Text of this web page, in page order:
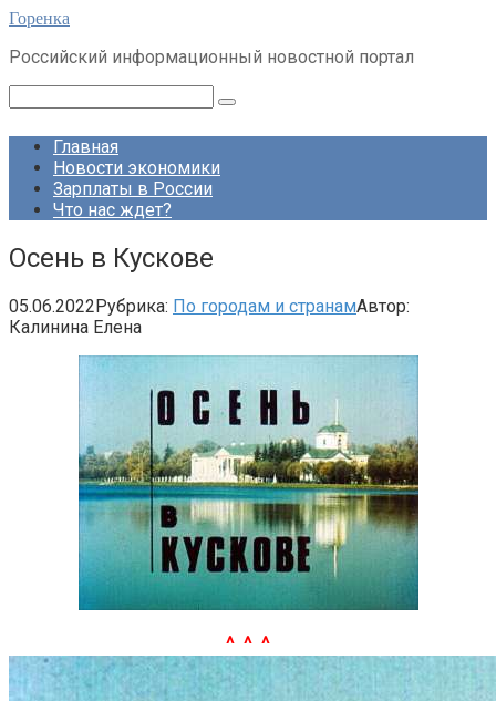
Перейти
контенту
Горенка
Российский информационный новостной портал
Главная
Новости экономики
Зарплаты в России
Что нас ждет?
Осень в Кускове
05.06.2022Рубрика: По городам и странамАвтор:
Калинина Елена
^ ^ ^